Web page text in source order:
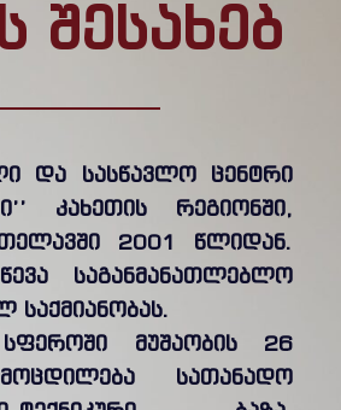
შესახებ
და სასწავლო ცენტრი
კახეთის რეგიონში,
2001 წლიდან.
საგანმანათლებლო
საქმიანობას.
სფეროში მუშაობის 26
სათანადო